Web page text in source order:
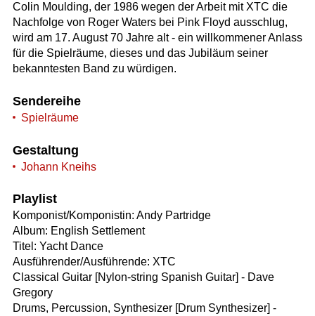
Colin Moulding, der 1986 wegen der Arbeit mit XTC die
Nachfolge von Roger Waters bei Pink Floyd ausschlug,
wird am 17. August 70 Jahre alt - ein willkommener Anlass
für die Spielräume, dieses und das Jubiläum seiner
bekanntesten Band zu würdigen.
Sendereihe
Spielräume
Gestaltung
Johann Kneihs
Playlist
Komponist/Komponistin: Andy Partridge
Album: English Settlement
Titel: Yacht Dance
Ausführender/Ausführende: XTC
Classical Guitar [Nylon-string Spanish Guitar] - Dave
Gregory
Drums, Percussion, Synthesizer [Drum Synthesizer] -